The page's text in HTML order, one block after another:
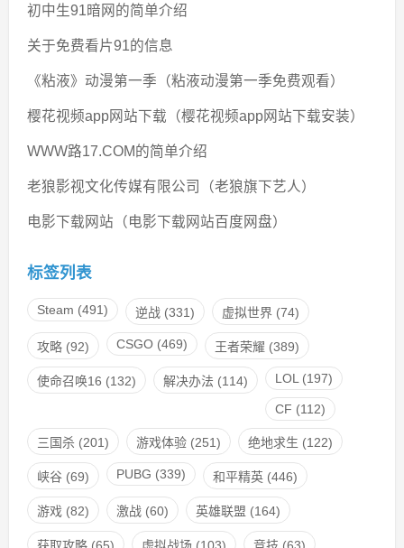
初中生91暗网的简单介绍
关于免费看片91的信息
《粘液》动漫第一季（粘液动漫第一季免费观看）
樱花视频app网站下载（樱花视频app网站下载安装）
WWW路17.COM的简单介绍
老狼影视文化传媒有限公司（老狼旗下艺人）
电影下载网站（电影下载网站百度网盘）
标签列表
Steam (491) 逆战(331) 虚拟世界(74)
攻略(92) CSGO(469) 王者荣耀 (389)
使命召唤16 (132) 解决办法 (114) LOL(197)
CF (112)
三国杀(201) 游戏体验(251) 绝地求生 (122)
峡谷(69) PUBG (339) 和平精英(446)
游戏(82) 激战(60) 英雄联盟 (164)